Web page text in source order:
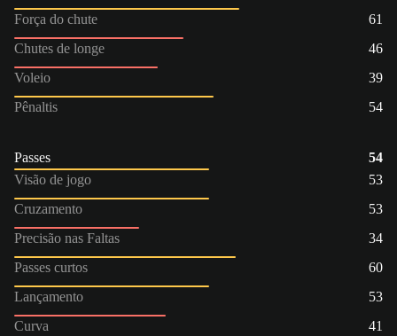
Força do chute
61
Chutes de longe
46
Voleio
39
Pênaltis
54
Passes
54
Visão de jogo
53
Cruzamento
53
Precisão nas Faltas
34
Passes curtos
60
Lançamento
53
Curva
41